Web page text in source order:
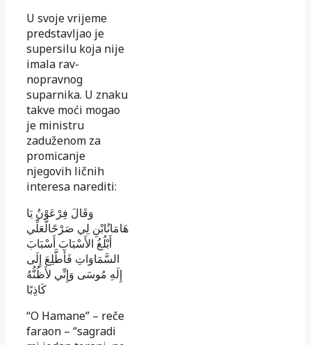
U svoje vrijeme
predstavljao je
supersilu koja nije
ima­la rav­
nopravnog
suparnika. U znaku
takve moći mo­gao
je mi­nis­tru
zaduženom za
promicanje
njegovih lič­nih
interesa na­re­diti:
وَقَالَ فِرْعَوْنُ يَا
هَامَانُابْنِ لِي صَرْحًالَّعَلِّي
أَبْلُغُ الأَسْبَابَ أَسْبَابَ
السَّمَاوَاتِ فَأَطَّلِعَ إِلَى
إِلَهِ مُوسَى وَإِنِّي لأَظُنُّهُ
كَاذِبًا
“O Hamane” – reče
faraon – “sagradi